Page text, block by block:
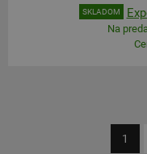
SKLADOM
Na
1